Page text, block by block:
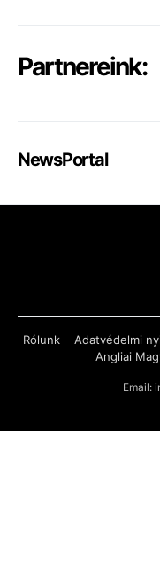
Partnereink:
NewsPortal
Rólunk Adatvédelmi
Angliai
Email: